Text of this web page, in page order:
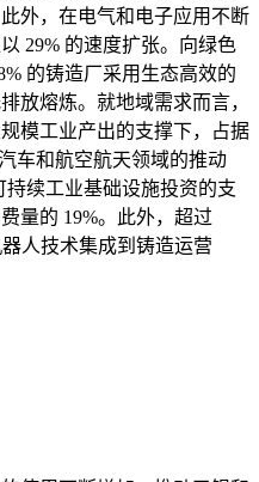
外，在电气和电子应用不断
29% 的速度扩张。向绿色
的铸造厂采用生态高效的
放熔炼。就地域需求而言，
模工业产出的支撑下，占据
车和航空航天领域的推动
持续工业基础设施投资的支
量的 19%。此外，超过
人技术集成到铸造运营